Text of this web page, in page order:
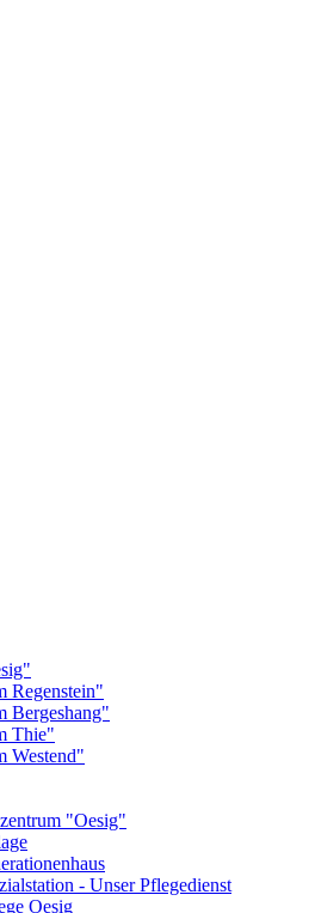
Regenstein"
Bergeshang"
Thie"
Westend"
"Oesig"
- Unser Pflegedienst
Oesig